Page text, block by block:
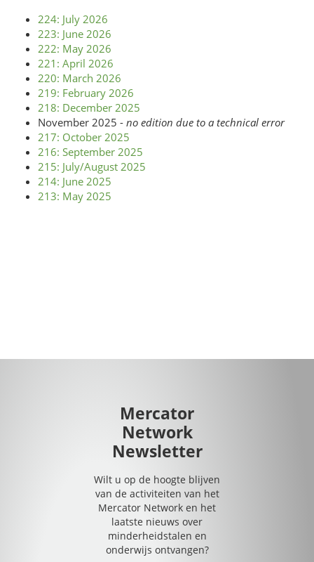
224: July 2026
223: June 2026
222: May 2026
221: April 2026
220: March 2026
219: February 2026
218: December 2025
November 2025 - no edition due to a technical error
217: October 2025
216: September 2025
215: July/August 2025
214: June 2025
213: May 2025
Mercator
Network
Newsletter
Wilt u op de hoogte blijven
van de activiteiten van het
Mercator Network en het
laatste nieuws over
minderheidstalen en
onderwijs ontvangen?